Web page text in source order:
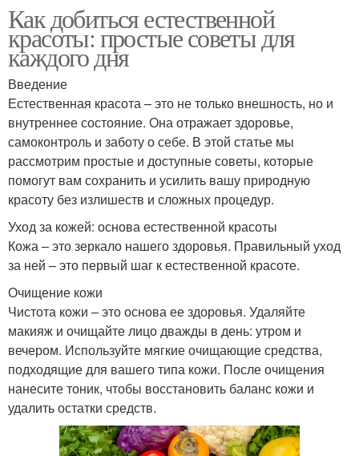
Как добиться естественной
красоты: простые советы для
каждого дня
Введение
Естественная красота – это не только внешность, но и
внутреннее состояние. Она отражает здоровье,
самоконтроль и заботу о себе. В этой статье мы
рассмотрим простые и доступные советы, которые
помогут вам сохранить и усилить вашу природную
красоту без излишеств и сложных процедур.
Уход за кожей: основа естественной красоты
Кожа – это зеркало нашего здоровья. Правильный уход
за ней – это первый шаг к естественной красоте.
Очищение кожи
Чистота кожи – это основа ее здоровья. Удаляйте
макияж и очищайте лицо дважды в день: утром и
вечером. Используйте мягкие очищающие средства,
подходящие для вашего типа кожи. После очищения
нанесите тоник, чтобы восстановить баланс кожи и
удалить остатки средств.